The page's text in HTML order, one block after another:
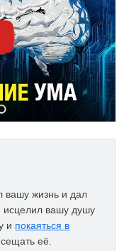
вашу жизнь и дал
исцелил вашу душу
и покаяться в
её.